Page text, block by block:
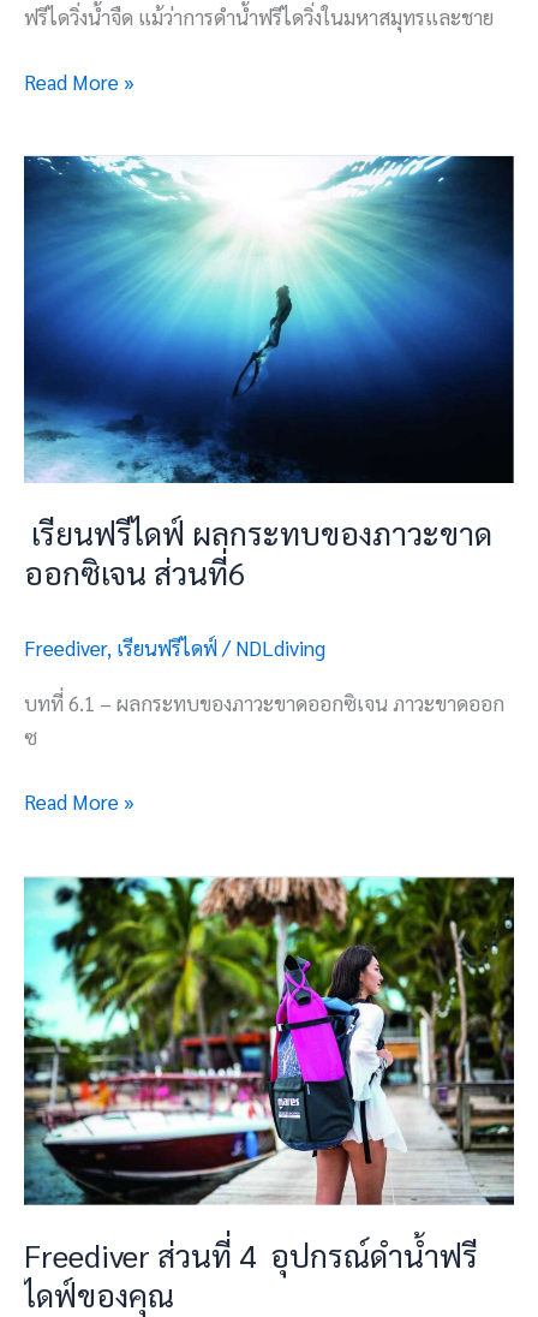
ฟรีไดวิ่งน้ำจืด แม้ว่าการดำน้ำฟรีไดวิ่งในมหาสมุทรและชาย
Read More »
เรียนฟรีไดฟ์ ผลกระทบของภาวะขาด
ออกซิเจน ส่วนที่6
Freediver, เรียนฟรีไดฟ์/NDLdiving
บทที่ 6.1 – ผลกระทบของภาวะขาดออกซิเจน ภาวะขาดออก
ซ
เรียน
ระ
ภาวะ
ขาด
ออกซิเจน
ที่6
Read More »
Freediver ส่วนที่ 4 อุปกรณ์ดำน้ำฟรี
ไดฟ์ของคุณ
Freediver
ส่วน
4 อุปกรณ์
ดำ
น้ำ
ฟรี
ไดฟ์
ของ
คุณ